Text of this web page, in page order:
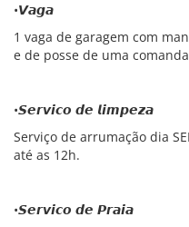
•𝙑𝙖𝙜𝙖
1 vaga de garagem com
e de posse de uma
•𝙎𝙚𝙧𝙫𝙞𝙘𝙤 𝙙𝙚 𝙡𝙞𝙢𝙥𝙚𝙯𝙖
Serviço de arrumação dia
até as 12h.
•𝙎𝙚𝙧𝙫𝙞𝙘𝙤 𝙙𝙚 𝙋𝙧𝙖𝙞𝙖